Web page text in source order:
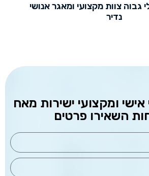
גבוה צוות מקצועי ומאגר אנושי
נדיר
אישי ומקצועי ישירות מאח
השאירו פרטים